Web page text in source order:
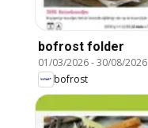
bofrost folder
01/03/2026-30/08/2026
bofrost